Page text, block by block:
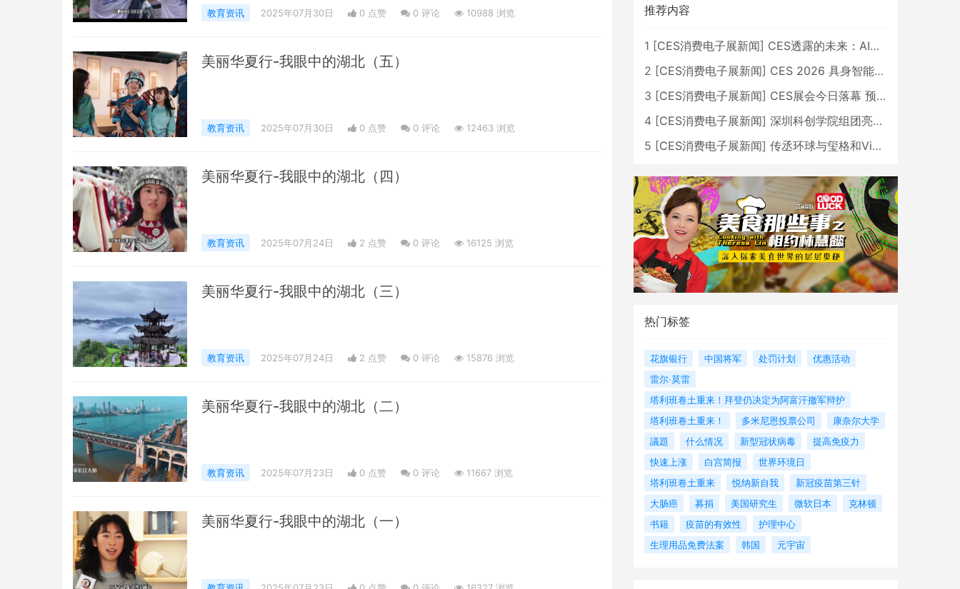
教育资讯 2025年07月30日 0 点赞 0 评论 10988 浏览
美丽华夏行-我眼中的湖北（五）
教育资讯 2025年07月30日 0 点赞 0 评论 12463 浏览
美丽华夏行-我眼中的湖北（四）
教育资讯 2025年07月24日 2 点赞 0 评论 16125 浏览
美丽华夏行-我眼中的湖北（三）
教育资讯 2025年07月24日 2 点赞 0 评论 15876 浏览
美丽华夏行-我眼中的湖北（二）
教育资讯 2025年07月23日 0 点赞 0 评论 11667 浏览
美丽华夏行-我眼中的湖北（一）
推荐内容
1 [CES消费电子展新闻] CES透露的未来：AI、机器人与智能生活大爆发
2 [CES消费电子展新闻] CES 2026 具身智能与创新领域 中国公司大放异彩
3 [CES消费电子展新闻] CES展会今日落幕 预计2026行业收入将超五千亿美元
4 [CES消费电子展新闻] 深圳科创学院组团亮相CES 广受好评
5 [CES消费电子展新闻] 传丞环球与玺格和VibeLens共同推出全新耳机
热门标签
花旗银行 中国将军 处罚计划
优惠活动
雷尔·莫雷
塔利班卷土重来！拜登仍决定为阿富汗撤军辩护
塔利班卷土重来！
多米尼恩投票公司
康奈尔大学
議題
什么情况 新型冠状病毒
提高免疫力
快速上涨
白宫简报
世界环境日
塔利班卷土重来
悦纳新自我
新冠疫苗第三针
大肠癌
募捐 美国研究生 微软日本
克林顿
书籍
疫苗的有效性
护理中心
生理用品免费法案
韩国 元宇宙